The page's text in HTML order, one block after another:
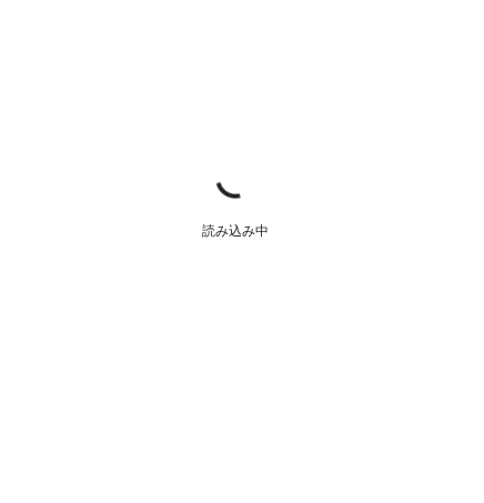
読み込み中